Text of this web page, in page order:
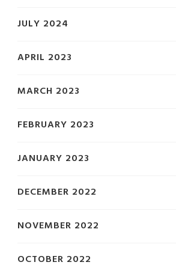
JULY 2024
APRIL 2023
MARCH 2023
FEBRUARY 2023
JANUARY 2023
DECEMBER 2022
NOVEMBER 2022
OCTOBER 2022